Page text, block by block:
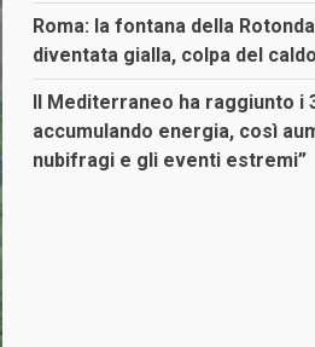
Roma: la fontana della
diventata gialla, colpa del
Il Mediterraneo ha raggiunto i
accumulando energia, così
nubifragi e gli eventi estremi”